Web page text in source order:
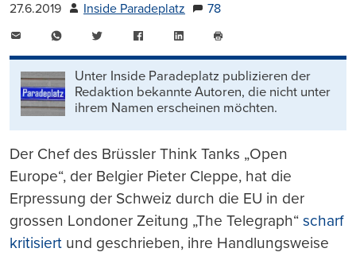
27.6.2019 Inside Paradeplatz
78
WhatsAppTwitter FacebookLinkedIn
drucken
Unter Inside Paradeplatz publizieren der
Redaktion bekannte Autoren, die nicht unter
ihrem Namen erscheinen möchten.
Der Chef des Brüssler Think Tanks „Open
Europe“, der Belgier Pieter Cleppe, hat die
Erpressung der Schweiz durch die EU in der
grossen Londoner Zeitung „The Telegraph“ scharf
kritisiert und geschrieben, ihre Handlungsweise